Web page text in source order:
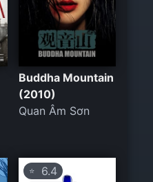
Buddha Mountain
(2010)
Quan Âm Sơn
⭐ 6.4